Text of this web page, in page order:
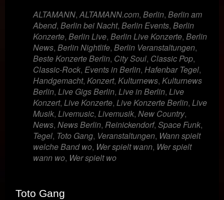
ALTAMANN,ALTAMANN.com, Berlin, Berlin am
Abend, Berlin bei Nacht, Berlin Events, Berlin
Konzerte, Berlin Live, Berlin Live Konzerte, Berlin
News, Berlin Nightlife, Berlin Veranstaltungen,
Beste Konzerte Berlin, City Soul, Classic Pop,
Classic-Rock, Events in Berlin, Hafenbar Tegel,
Handgemacht, Konzert, Kulturnews, Kulturnews
Berlin, Live Gigs Berlin, Live in Berlin, Live
Konzert, Live Konzerte, Live Konzerte Berlin, Live
Musik, Livemusic, Livemusik, New Country,
News, News Berlin, Reinickendorf, Space Funk,
Tegel, Toto Gang, Veranstaltungen, Wann spielt
welche Band wo, Wer spielt wann, Wer spielt
wann wo, Wer spielt wo
Toto Gang